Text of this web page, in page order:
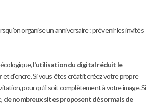
organise un anniversaire : prévenir les invités
l’utilisation du digital réduit le
et d’encre. Si vous êtes créatif, créez votre propre
pour qu’il soit complètement à votre image. Si
de nombreux sites proposent désormais de